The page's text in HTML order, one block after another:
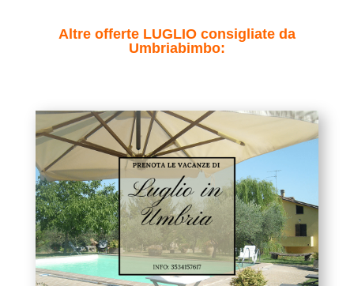
Altre offerte LUGLIO consigliate da
Umbriabimbo: